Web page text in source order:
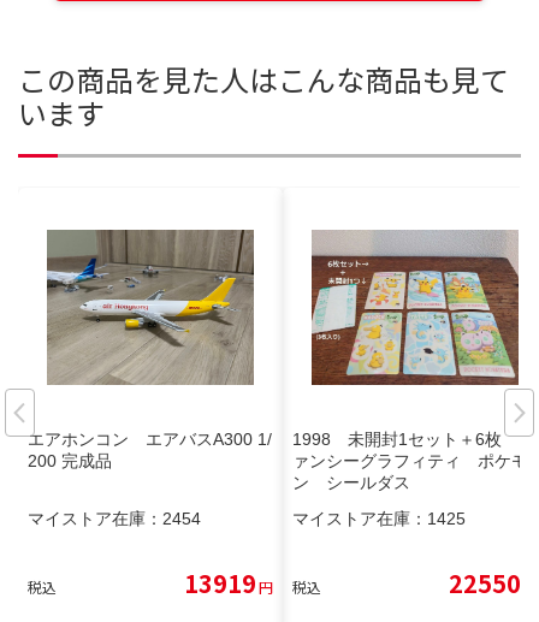
この商品を見た人はこんな商品も見て
います
エアホンコン エアバスA300 1/
200 完成品
マイストア在庫： 2454
税込 13919円
1998 未開封1セット＋6枚 フ
ァンシーグラフィティ ポケモ
ン シールダス
マイストア在庫： 1425
税込 22550